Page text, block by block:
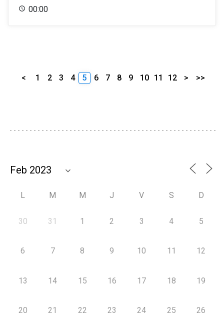
00:00
< 1 2 3 4 5 6 7 8 9 10 11 12 > >>
L M M J V S D
30 31 1 2 3 4 5
6 7 8 9 10 11 12
13 14 15 16 17 18 19
20 21 22 23 24 25 26